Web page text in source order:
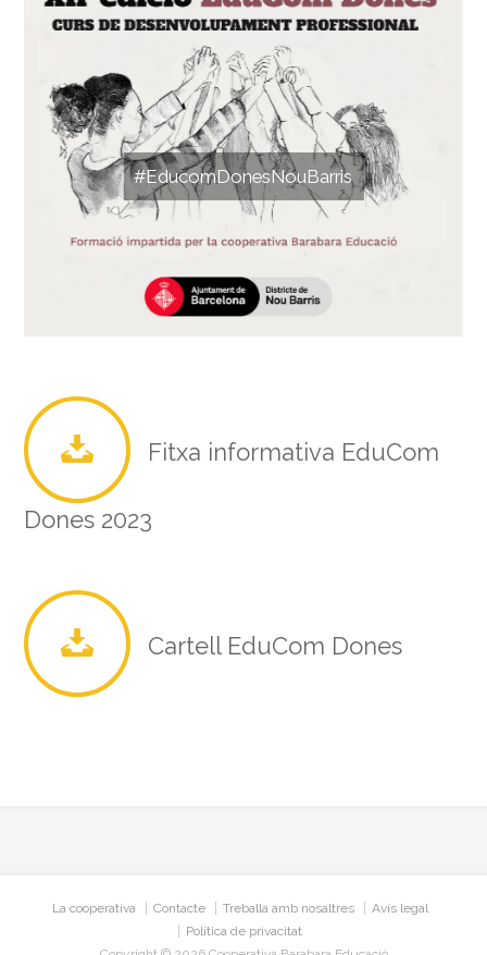
#EducomDonesNouBarris
Fitxa informativa EduCom
Dones 2023
Cartell EduCom Dones
La cooperativa Contacte Treballa amb nosaltres
Avís legal
Política de privacitat